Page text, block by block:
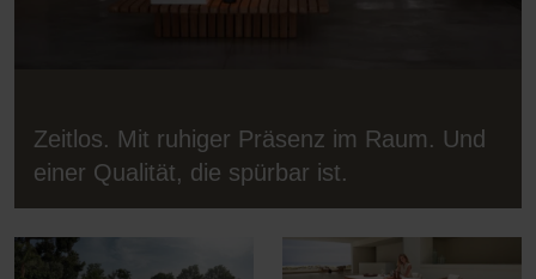
Zeitlos. Mit ruhiger Präsenz im Raum. Und
einer Qualität, die spürbar ist.